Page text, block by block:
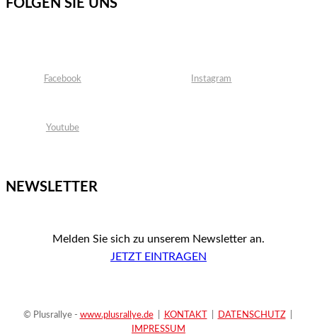
FOLGEN SIE UNS
Facebook Instagram
Youtube
NEWSLETTER
Melden Sie sich zu unserem Newsletter an.
JETZT EINTRAGEN
© Plusrallye - www.plusrallye.de| KONTAKT DATENSCHUTZ
IMPRESSUM